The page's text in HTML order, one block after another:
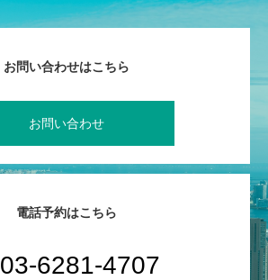
お問い合わせはこちら
お問い合わせ
電話予約はこちら
03-6281-4707